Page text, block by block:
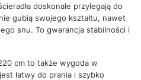
doskonale przylegają do
gubią swojego kształtu, nawet
snu. To gwarancja stabilności i
cm to także wygoda w
łatwy do prania i szybko